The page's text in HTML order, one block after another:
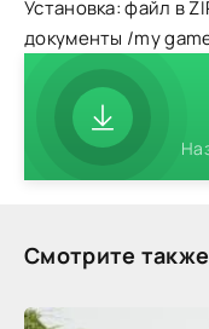
Установка: файл в
документы /my
Смотрите